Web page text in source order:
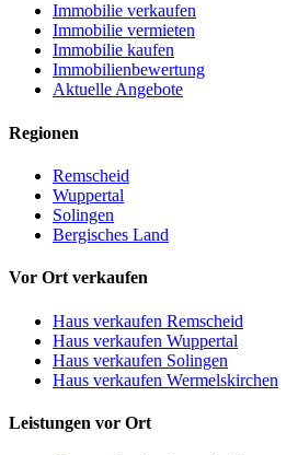
Immobilie verkaufen
Immobilie vermieten
Immobilie kaufen
Immobilienbewertung
Aktuelle Angebote
Regionen
Remscheid
Wuppertal
Solingen
Bergisches Land
Vor Ort verkaufen
Haus verkaufen Remscheid
Haus verkaufen Wuppertal
Haus verkaufen Solingen
Haus verkaufen Wermelskirchen
Leistungen vor Ort